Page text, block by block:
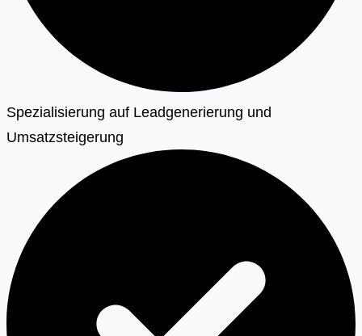
Spezialisierung auf Leadgenerierung und
Umsatzsteigerung